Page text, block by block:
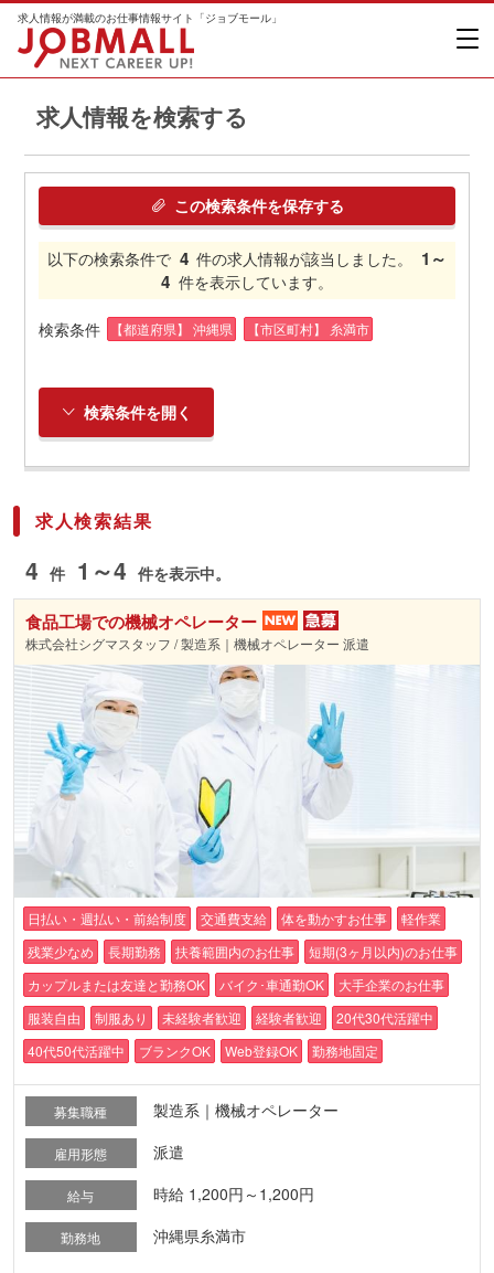
求人情報が満載のお仕事情報サイト「ジョブモール」
求人情報を検索する
この検索条件を保存する
以下の検索条件で 4 件の求人情報が該当しました。
1～
4 件を表示しています。
検索条件 【都道府県】 沖縄県 【市区町村】 糸満市
検索条件を開く
求人検索結果
4 件 1～4 件を表示中。
食品工場での機械オペレーター
株式会社シグマスタッフ / 製造系｜機械オペレーター 派遣
日払い・週払い・前給制度 交通費支給 体を動かすお仕事
軽作業
残業少なめ
長期勤務 扶養範囲内のお仕事
短期(3ヶ月以内)のお仕事
カップルまたは友達と勤務OK
バイク･車通勤OK
大手企業のお仕事
服装自由
制服あり 未経験者歓迎 経験者歓迎
20代30代活躍中
40代50代活躍中
ブランクOK Web登録OK 勤務地固定
募集職種 製造系｜機械オペレーター
雇用形態 派遣
給与 時給 1,200円～1,200円
勤務地 沖縄県糸満市